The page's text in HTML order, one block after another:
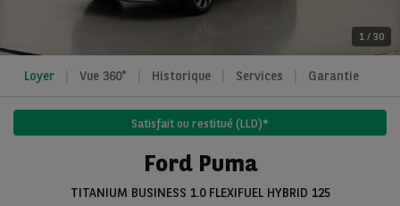
1 / 30
Loyer Vue 360° Historique Services Garantie
Satisfait ou restitué (LLD)*
Ford Puma
TITANIUM BUSINESS 1.0 FLEXIFUEL HYBRID 125